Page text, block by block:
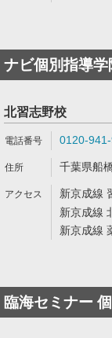
ナビ個別指導学
北習志野校
0120-
千葉県船
新京成線
新京成線
新京成線
臨海セミナー